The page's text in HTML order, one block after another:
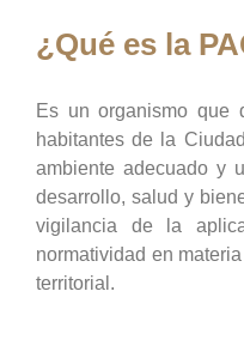
¿Qué es la
Es un organismo que
habitantes de la
ambiente adecuado y
desarrollo, salud y
vigilancia de la
normatividad en
territorial.